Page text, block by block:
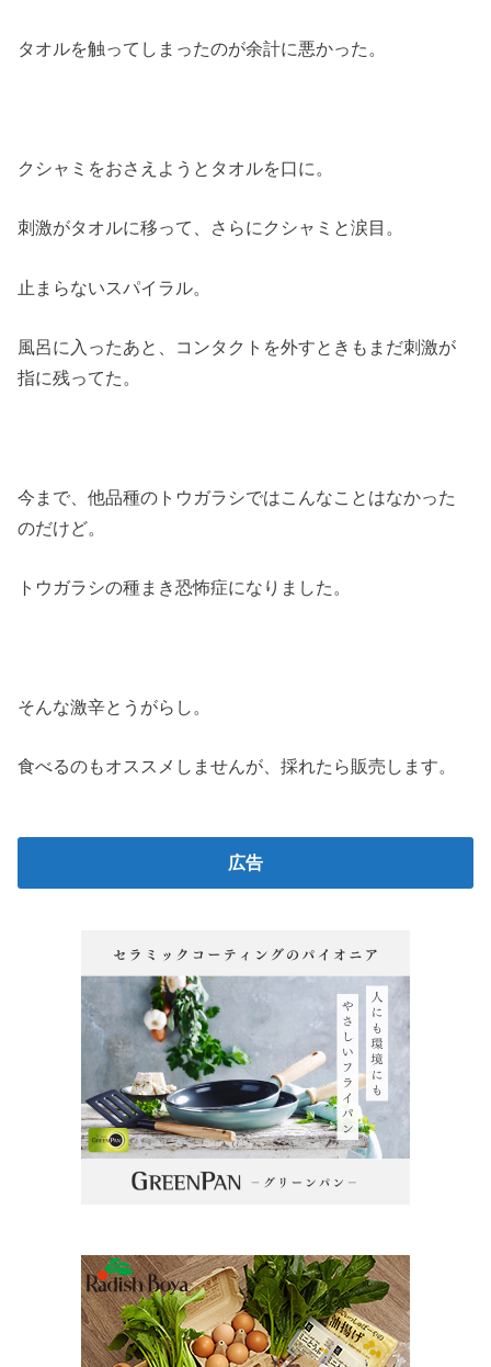
タオルを触ってしまったのが余計に悪かった。
クシャミをおさえようとタオルを口に。
刺激がタオルに移って、さらにクシャミと涙目。
止まらないスパイラル。
風呂に入ったあと、コンタクトを外すときもまだ刺激が
指に残ってた。
今まで、他品種のトウガラシではこんなことはなかった
のだけど。
トウガラシの種まき恐怖症になりました。
そんな激辛とうがらし。
食べるのもオススメしませんが、採れたら販売します。
広告